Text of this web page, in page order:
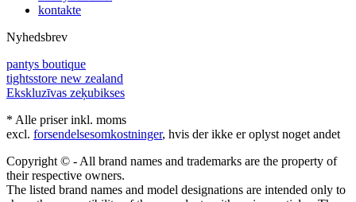
kontakte
Nyhedsbrev
pantys boutique
tightsstore new zealand
Ekskluzīvas zeķubikses
* Alle priser inkl. moms
excl. forsendelsesomkostninger, hvis der ikke er oplyst noget andet
Copyright © - All brand names and trademarks are the property of
their respective owners.
The listed brand names and model designations are intended only to